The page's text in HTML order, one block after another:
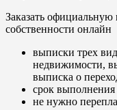
Заказать
собственности онлайн
выписки трех
недвижимости,
выписка о
срок
не нужно